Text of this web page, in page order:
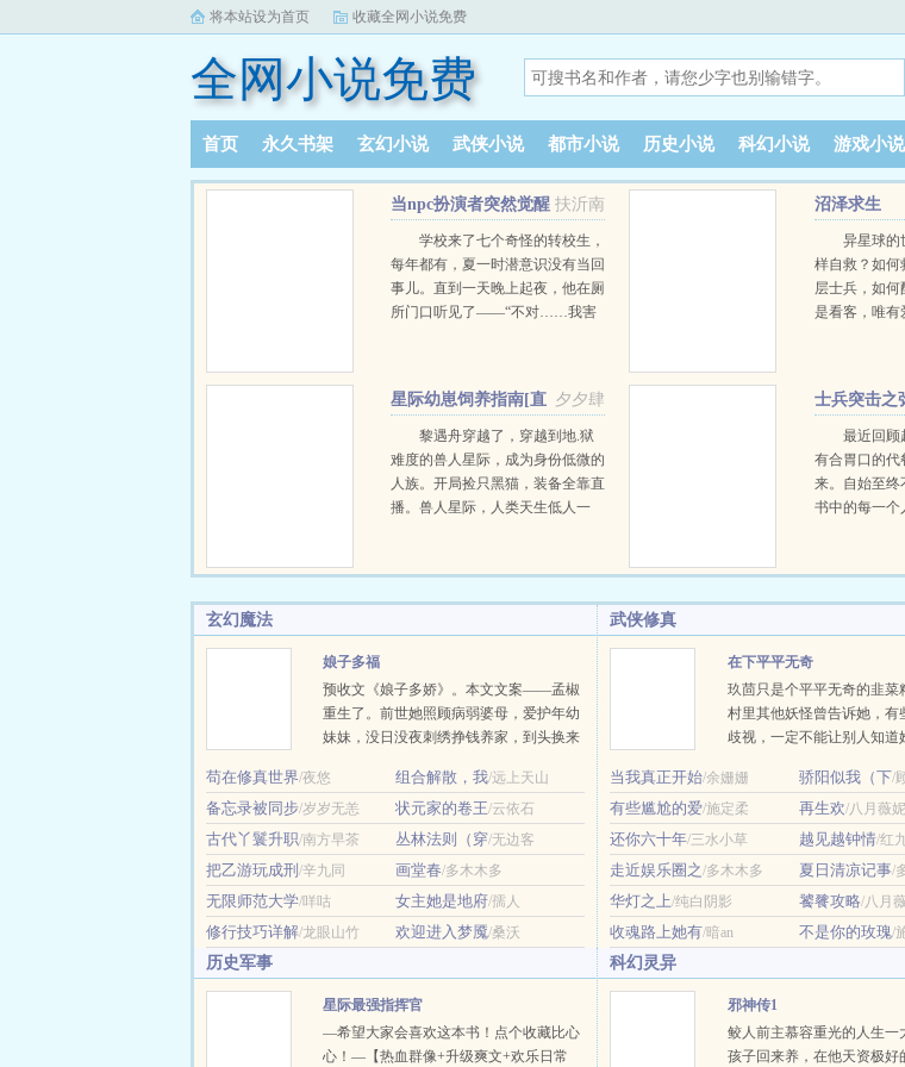
将本站设为首页 收藏全网小说免费
全网小说免费
首页 永久书架 玄幻小说 武侠小说 都市小说 历史小说 科幻小说 游戏小说
阅读记录
扶沂南
当npc扮演者突然觉醒
学校来了七个奇怪的转校生，
每年都有，夏一时潜意识没有当回
事儿。直到一天晚上起夜，他在厕
所门口听见了——“不对……我害
个世界的奥秘，他也开始探索，解
锁各种人物。万人迷……黑猫……
大boss…….一堆杂七杂八后，他
逃出了这个世界，夏一时一瞬间苏
醒了所有记忆，原来他是无限流中
沼泽求生
异星球的
样自救？如何
层士兵，如
是看客，唯有
夕夕肆
星际幼崽饲养指南[直
黎遇舟穿越了，穿越到地.狱
难度的兽人星际，成为身份低微的
人族。开局捡只黑猫，装备全靠直
播。兽人星际，人类天生低人一
娃能力。黎遇舟毫不在意，专心利
用自己前世的饲养员技能点来养
崽，就是不知道为什么，家里的兽
式前所未见，网友指责他做饭表面
花里胡哨，实则难吃至极。崽崽们
实力捧场，全息共享味觉系统让直
播间网友真实体验…
士兵突击之
难平最近回顾
有合胃口的代
来。自始至终
书中的每一个
玄幻魔法
娘子多福
预收文《娘子多娇》。本文文案——孟椒
重生了。前世她照顾病弱婆母，爱护年幼
妹妹，没日没夜刺绣挣钱养家，到头换来
损，还要逼她自请为妾，最后更是将她送
给别人。这次，她决定为自己而活。说她
流产生不出孩子？行，我就给你纳个爱搅
事的小妾。想要和高门贵女成双成对？那
我就在外面大肆宣扬自己的好名声。高门
贵女怀孕了？没事，小妾也怀孕了。……
眼看时机成熟，前夫与高门贵女各怀鬼
胎，小…
苟在修真世界/夜悠 组合解散，我/远上天山
备忘录被同步/岁岁无恙 状元家的卷王/云依石
古代丫鬟升职/南方早茶 丛林法则（穿/无边客
把乙游玩成刑 /辛九同 画堂春/多木木多
无限师范大学/咩咕 女主她是地府/孺人
修行技巧详解/龙眼山竹 欢迎进入梦魇/桑沃
武侠修真
在下平平无奇
玖茴只是个平平无奇的韭菜
村里其他妖怪曾告诉她，有
歧视，一定不能让别人知道
剑修，有宗门擅占卜。唯有
门，不仅无人擅御妖兽，其
存在感。玖茴问师父：“我们
千年，靠的是什么？”师父
光悠远：“全靠苟。”狗？本
日入V，感谢读者朋友的支
《落崖三载后》，正在连载
当我真正开始/余姗姗 骄阳似我（下/
有些尴尬的爱/施定柔 再生欢/八月薇妮
还你六十年/三水小草 越见越钟情/红
走近娱乐圈之/多木木多 夏日清凉记事/
华灯之上/纯白阴影 饕餮攻略/八月
收魂路上她有/暗an 不是你的玫瑰/
历史军事
星际最强指挥官
—希望大家会喜欢这本书！点个收藏比心
心！—【热血群像+升级爽文+欢乐日常
科幻灵异
邪神传1
鲛人前主慕容重光的人生一
孩子回来养，在他天资极好